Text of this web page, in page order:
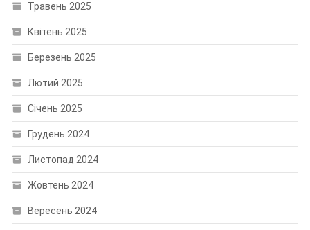
Травень 2025
Квітень 2025
Березень 2025
Лютий 2025
Січень 2025
Грудень 2024
Листопад 2024
Жовтень 2024
Вересень 2024